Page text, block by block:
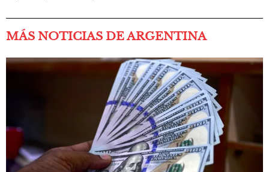
MÁS NOTICIAS DE ARGENTINA